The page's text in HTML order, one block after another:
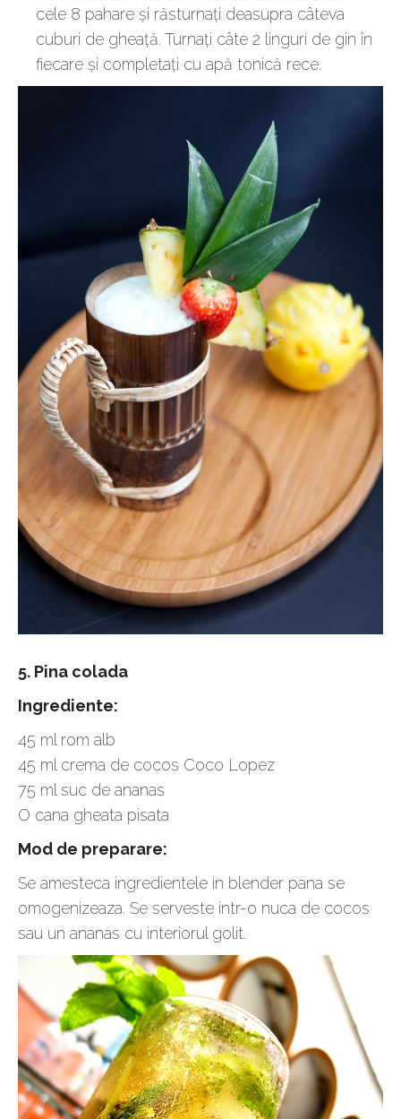
cele 8 pahare şi răsturnaţi deasupra câteva
cuburi de gheaţă. Turnaţi câte 2 linguri de gin în
fiecare şi completaţi cu apă tonică rece.
5. Pina colada
Ingrediente:
45 ml rom alb
45 ml crema de cocos Coco Lopez
75 ml suc de ananas
O cana gheata pisata
Mod de preparare:
Se amesteca ingredientele in blender pana se
omogenizeaza. Se serveste intr-o nuca de cocos
sau un ananas cu interiorul golit.